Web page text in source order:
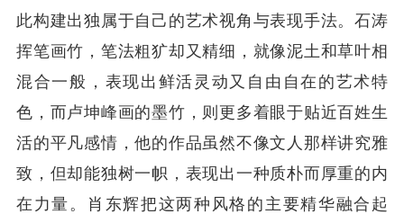
此构建出独属于自己的艺术视角与表现手法。石涛
挥笔画竹，笔法粗犷却又精细，就像泥土和草叶相
混合一般，表现出鲜活灵动又自由自在的艺术特
色，而卢坤峰画的墨竹，则更多着眼于贴近百姓生
活的平凡感情，他的作品虽然不像文人那样讲究雅
致，但却能独树一帜，表现出一种质朴而厚重的内
在力量。肖东辉把这两种风格的主要精华融合起